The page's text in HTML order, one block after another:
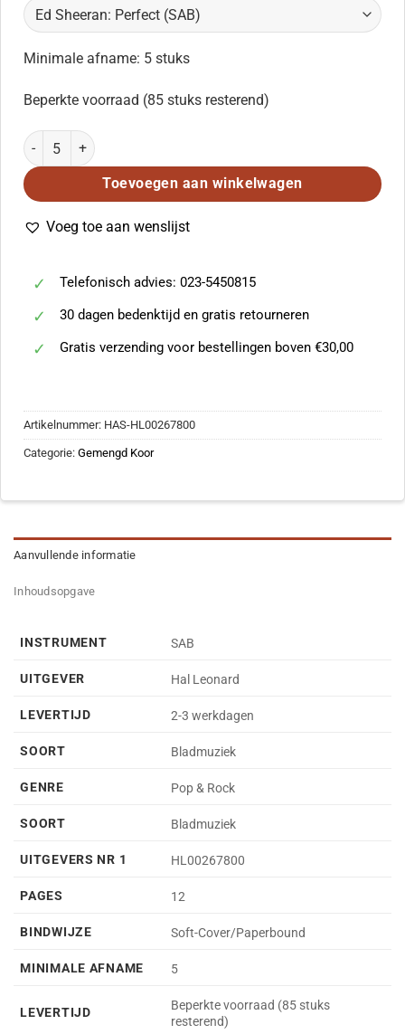
Minimale afname: 5 stuks
Beperkte voorraad (85 stuks resterend)
Ed Sheeran: Perfect (SAB) aantal
Toevoegen aan winkelwagen
Voeg toe aan wenslijst
Telefonisch advies: 023-5450815
30 dagen bedenktijd en gratis retourneren
Gratis verzending voor bestellingen boven €30,00
Artikelnummer: HAS-HL00267800
Categorie: Gemengd Koor
Aanvullende informatie
Inhoudsopgave
INSTRUMENT SAB
UITGEVER Hal Leonard
LEVERTIJD 2-3 werkdagen
SOORT Bladmuziek
GENRE Pop & Rock
SOORT Bladmuziek
UITGEVERS NR 1 HL00267800
PAGES 12
BINDWIJZE Soft-Cover/Paperbound
MINIMALE AFNAME 5
LEVERTIJD
Beperkte voorraad (85 stuks
resterend)